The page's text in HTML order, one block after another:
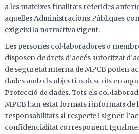
a les mateixes finalitats referides
aquelles Administracions Públiques
exigeixi la normativa vigent.
Les persones col•laboradores o
disposen de drets d’accés autoritzat
de seguretat interna de MPCB poden
dades amb els objectius descrits en
Protecció de dades. Tots els
MPCB han estat formats i informats de
responsabilitats al respecte i signen
confidencialitat corresponent.